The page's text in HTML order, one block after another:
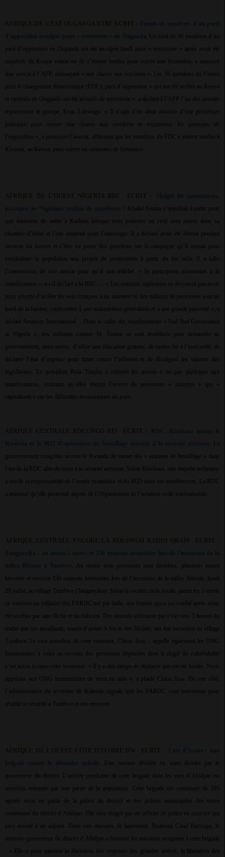
Un total de 36 membres d’un
parti d’opposition en Ouganda ont été inculpés lundi pour « terrorisme » après avoir été
expulsés du Kenya voisin où ils s’étaient rendus pour suivre une formation, a annoncé
leur avocat à l’AFP, dénonçant « une chasse aux sorcières ». Les 36 membres du Forum
pour le changement démocratique (FDC), parti d’opposition « qui ont été arrêtés au Kenya
et ramenés en Ouganda ont été accusés de terrorisme », a déclaré à l’AFP l’un des avocats
représentant le groupe, Erias Lukwago. « Il s’agit d’un abus absurde d’une procédure
judiciaire pour mener une chasse aux sorcières et tourmenter les partisans de
l’opposition », a poursuivi l’avocat, affirmant que les membres du FDC s’étaient rendus à
Kisumu, au Kenya, pour suivre un séminaire de formation.
Khalid Aminu s’apprêtait à partir pour
une émission de radio à Kaduna lorsque trois policiers en civil sont entrés dans sa
chambre d’hôtel et l’ont emmené pour l’interroger. Il a déclaré avoir été détenu pendant
environ six heures et s’être vu poser des questions sur la campagne qu’il menait pour
sensibiliser la population aux projets de protestation à partir du 1er août. Il a fallu
l’intervention de son avocat pour qu’il soit relâché. « Je participerai néanmoins à la
manifestation », a-t-il déclaré à la BBC.… « Les autorités nigérianes ne devraient pas avoir
pour priorité d’arrêter les voix critiques à un moment où des millions de personnes sont au
bord de la famine, confrontées à une malnutrition généralisée et à une grande pauvreté », a
déclaré Amnesty International… Dans le cadre des manifestations « End Bad Governance
in Nigeria », des militants comme M. Aminu se sont mobilisés pour demander au
gouvernement, entre autres, d’offrir une éducation gratuite, de mettre fin à l’insécurité, de
déclarer l’état d’urgence pour lutter contre l’inflation et de divulguer les salaires des
législateurs. Le président Bola Tinubu a exhorté les jeunes à ne pas participer aux
manifestations, estimant qu’elles étaient l’œuvre de personnes « sinistres » qui «
capitalisent » sur les difficultés économiques du pays.
gouvernement congolais accuse le Rwanda de mener des « attaques de brouillage » dans
l’est de la RDC afin de nuire à la sécurité aérienne. Selon Kinshasa, une enquête technique
a révélé la responsabilité de l’armée rwandaise et du M23 dans ces interférences. La RDC
a annoncé qu’elle protestait auprès de l’Organisation de l’aviation civile internationale.
. Au moins trois personnes sont décédées, plusieurs autres
blessées et environ 150 maisons incendiées lors de l’incursion de la milice Bitonto, lundi
29 juillet, au village Tumbwe (Tanganyika). Selon la société civile locale, parmi les 3 morts
se trouvent un militaire des FARDC tué par balle, une femme qui a succombé après avoir
été touchée par une flèche et un milicien. Des témoins affirment que c’est vers 5 heures du
matin que ces assaillants, munis d’armes à feu et des flèches, ont fait incursion au village
Tumbwe. Le vice-président de cette structure, Chirac Issa… appelle également les ONG
humanitaires à voler au secours des personnes déplacées dont le degré de vulnérabilité
s’est accru à cause cette incursion. « Il y a des camps de déplacés qui ont été brulés. Nous
appelons aux ONG humanitaires de venir en aide », a plaidé Chirac Issa. De son côté,
l’administrateur du territoire de Kalemie signale que les FARDC sont intervenus pour
rétablir la sécurité à Tumbwe et ses environs.
. Une mesure décidée en mars dernier par le
gouverneur du district. L’arrivée prochaine de cette brigade dans les rues d’Abidjan est
toutefois redoutée par une partie de la population. Cette brigade est constituée de 295
agents issus en partie de la police du district et des polices municipales des treize
communes du district d’Abidjan. Elle sera dirigée par un officier de police en exercice qui
sera assisté d’un adjoint. Dans son discours de lancement, Ibrahima Cissé Bacongo, le
ministre-gouverneur du district d’Abidjan a énuméré les missions assignées à cette brigade
: « Elle a pour mission la libération des emprises des grandes artères, la libération des